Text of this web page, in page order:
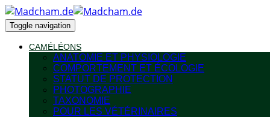
Toggle navigation
CAMÉLÉONS
ANATOMIE ET PHYSIOLOGIE
COMPORTEMENT ET ÉCOLOGIE
STATUT DE PROTECTION
PHOTOGRAPHIE
TAXONOMIE
POUR LES VÉTÉRINAIRES